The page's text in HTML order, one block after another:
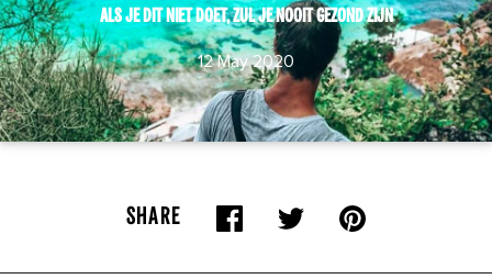
ALS JE DIT NIET DOET, ZUL JE NOOIT GEZOND ZIJN
12 May 2020
SHARE